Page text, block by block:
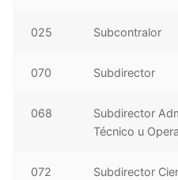
025 Subcontralor
070 Subdirector
068
Subdirector
Técnico u
072 Subdirector